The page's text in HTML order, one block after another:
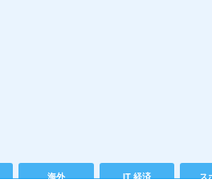
海外 IT 経済 ス